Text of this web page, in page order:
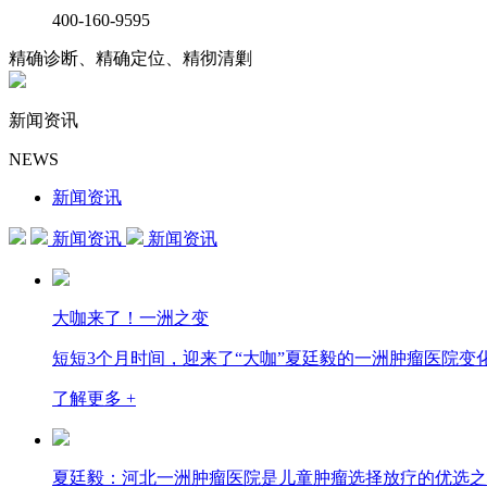
400-160-9595
精确诊断、精确定位、精彻清剿
新闻资讯
NEWS
新闻资讯
新闻资讯 新闻资讯
大咖来了！一洲之变
短短3个月时间，迎来了“大咖”夏廷毅的一洲肿瘤医院
了解更多 +
夏廷毅：河北一洲肿瘤医院是儿童肿瘤选择放疗的优选